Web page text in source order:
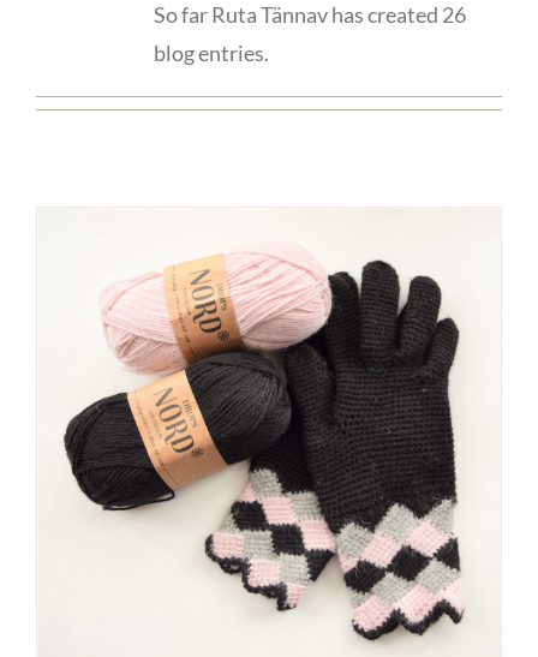
Kontakt
So far Ruta Tännav has created 26
blog entries.